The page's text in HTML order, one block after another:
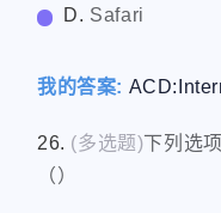
D. Safari
我的答案:
26. (多选题)下列选
（）